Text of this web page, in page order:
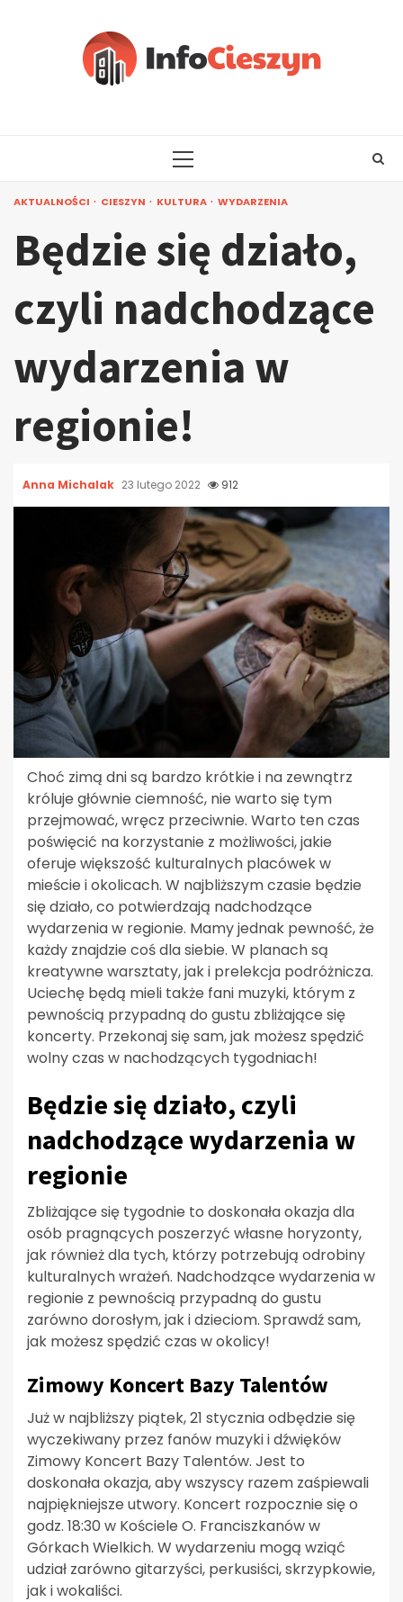
PRIMARY
AKTUALNOŚCI CIESZYN KULTURA WYDARZENIA
Będzie się działo,
czyli nadchodzące
wydarzenia w
regionie!
Anna Michalak 23 lutego 2022 912
Choć zimą dni są bardzo krótkie i na zewnątrz
króluje głównie ciemność, nie warto się tym
przejmować, wręcz przeciwnie. Warto ten czas
poświęcić na korzystanie z możliwości, jakie
oferuje większość kulturalnych placówek w
mieście i okolicach. W najbliższym czasie będzie
się działo, co potwierdzają nadchodzące
wydarzenia w regionie. Mamy jednak pewność, że
każdy znajdzie coś dla siebie. W planach są
kreatywne warsztaty, jak i prelekcja podróżnicza.
Uciechę będą mieli także fani muzyki, którym z
pewnością przypadną do gustu zbliżające się
koncerty. Przekonaj się sam, jak możesz spędzić
wolny czas w nachodzących tygodniach!
Będzie się działo, czyli
nadchodzące wydarzenia w
regionie
Zbliżające się tygodnie to doskonała okazja dla
osób pragnących poszerzyć własne horyzonty,
jak również dla tych, którzy potrzebują odrobiny
kulturalnych wrażeń. Nadchodzące wydarzenia w
regionie z pewnością przypadną do gustu
zarówno dorosłym, jak i dzieciom. Sprawdź sam,
jak możesz spędzić czas w okolicy!
Zimowy Koncert Bazy Talentów
Już w najbliższy piątek, 21 stycznia odbędzie się
wyczekiwany przez fanów muzyki i dźwięków
Zimowy Koncert Bazy Talentów. Jest to
doskonała okazja, aby wszyscy razem zaśpiewali
najpiękniejsze utwory. Koncert rozpocznie się o
godz. 18:30 w Kościele O. Franciszkanów w
Górkach Wielkich. W wydarzeniu mogą wziąć
udział zarówno gitarzyści, perkusiści, skrzypkowie,
jak i wokaliści.